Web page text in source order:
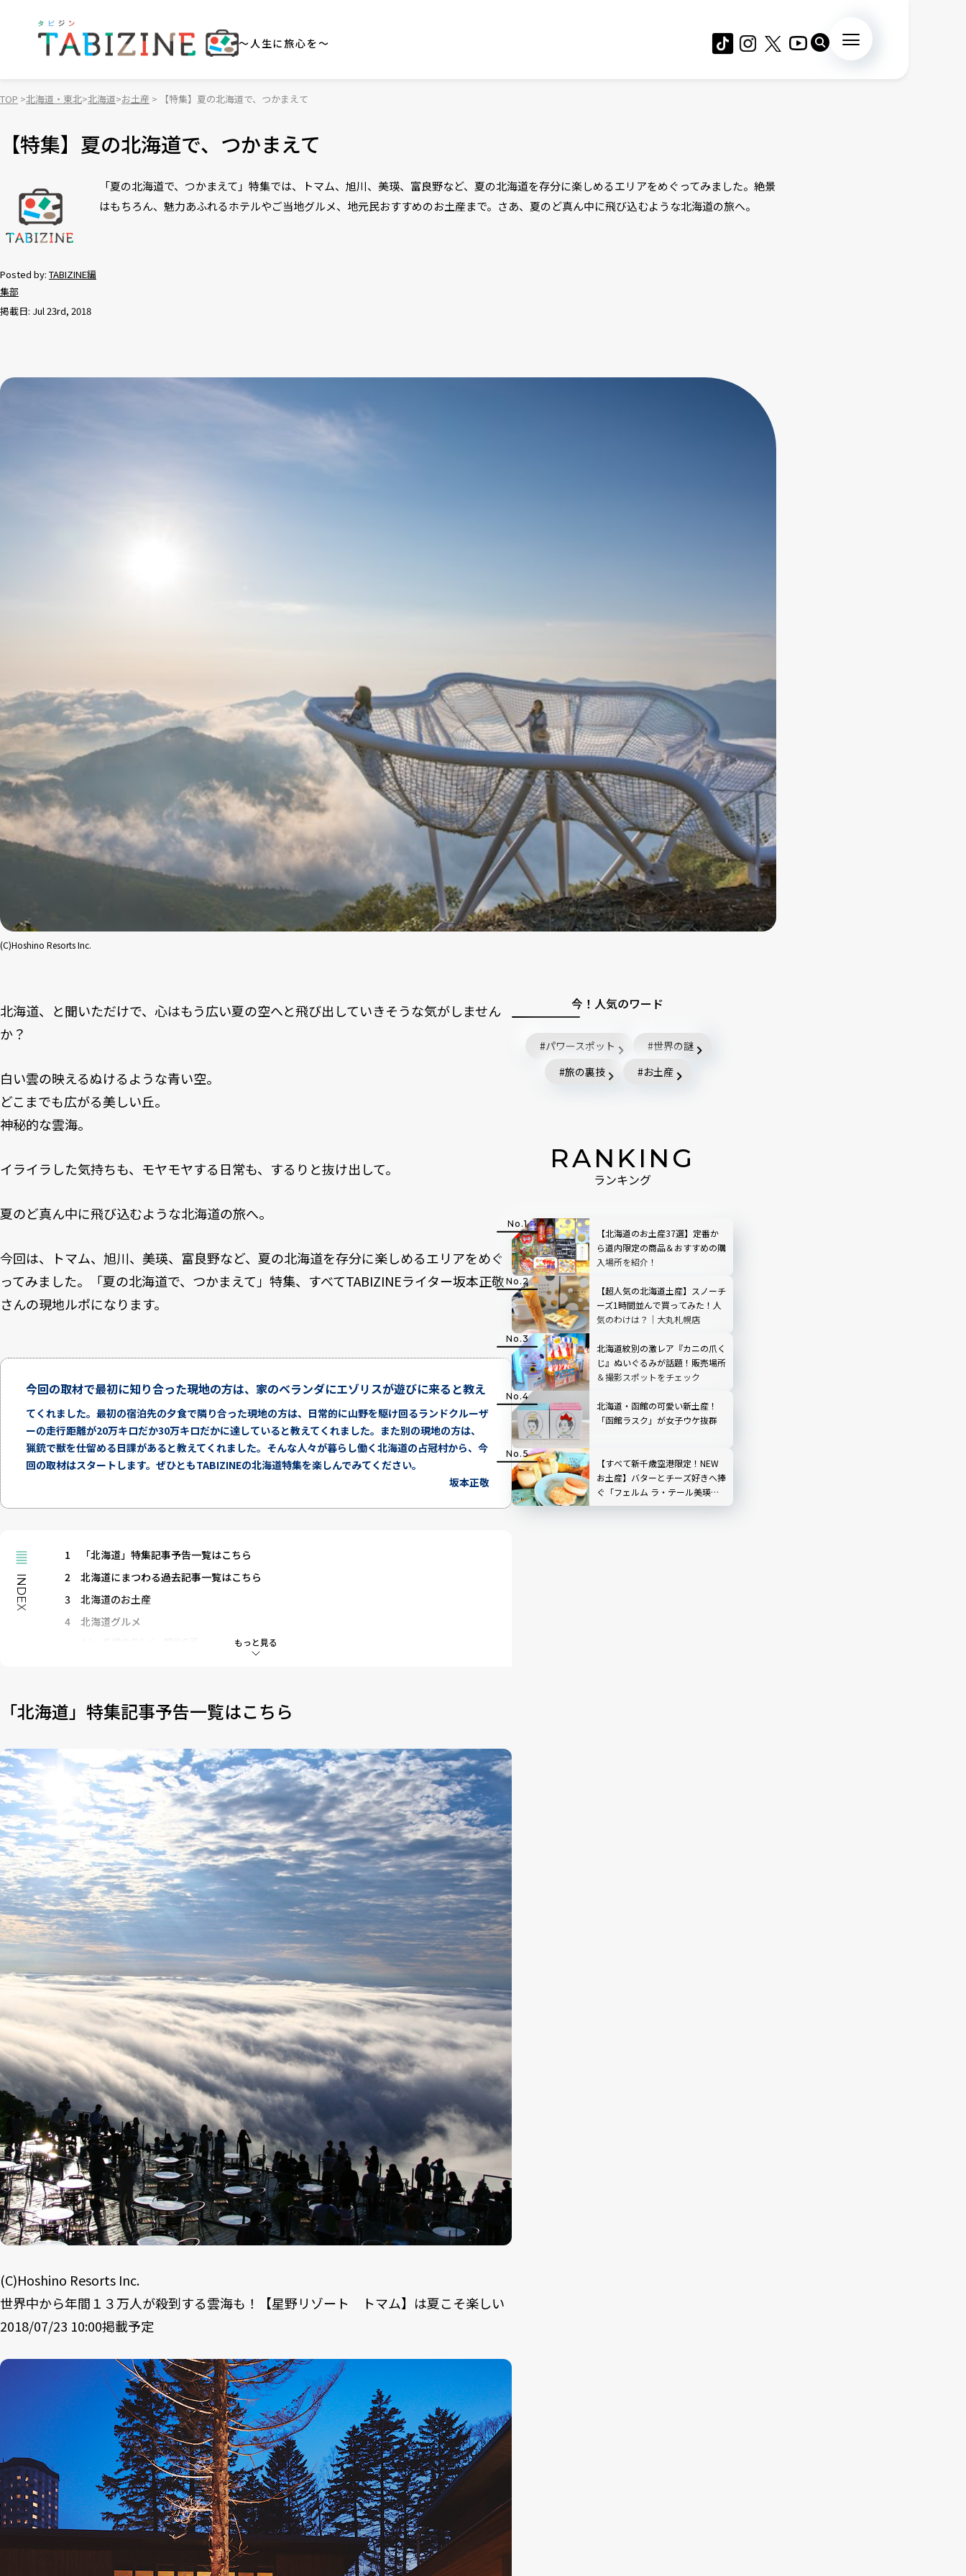
～人生に旅心を～
TOP 北海道・東北 北海道 お土産 【特集】夏の北海道で、つかまえて
【特集】夏の北海道で、つかまえて
Posted by: TABIZINE編
集部
掲載日: Jul 23rd, 2018
「夏の北海道で、つかまえて」特集では、トマム、旭川、美瑛、富良野など、夏の北海道を存分に楽しめるエリアをめぐってみました。絶景
はもちろん、魅力あふれるホテルやご当地グルメ、地元民おすすめのお土産まで。さあ、夏のど真ん中に飛び込むような北海道の旅へ。
(C)Hoshino Resorts Inc.
北海道、と聞いただけで、心はもう広い夏の空へと飛び出していきそうな気がしません
か？
白い雲の映えるぬけるような青い空。
どこまでも広がる美しい丘。
神秘的な雲海。
イライラした気持ちも、モヤモヤする日常も、するりと抜け出して。
夏のど真ん中に飛び込むような北海道の旅へ。
今回は、トマム、旭川、美瑛、富良野など、夏の北海道を存分に楽しめるエリアをめぐ
ってみました。「夏の北海道で、つかまえて」特集、すべてTABIZINEライター坂本正敬
さんの現地ルポになります。
今回の取材で最初に知り合った現地の方は、家のベランダにエゾリスが遊びに来ると教え
てくれました。最初の宿泊先の夕食で隣り合った現地の方は、日常的に山野を駆け回るランドクルーザ
ーの走行距離が20万キロだか30万キロだかに達していると教えてくれました。また別の現地の方は、
猟銃で獣を仕留める日課があると教えてくれました。そんな人々が暮らし働く北海道の占冠村から、今
回の取材はスタートします。ぜひともTABIZINEの北海道特集を楽しんでみてください。
坂本正敬
もっと見る
INDEX
1
「北海道」特集記事予告一覧はこちら
2
北海道にまつわる過去記事一覧はこちら
3
北海道のお土産
4
北海道グルメ
4-5
その他北海道の見どころ
「北海道」特集記事予告一覧はこちら
(C)Hoshino Resorts Inc.
世界中から年間１３万人が殺到する雲海も！【星野リゾート トマム】は夏こそ楽しい
2018/07/23 10:00掲載予定
今！人気のワード
パワースポット
世界の謎
旅の裏技
お土産
RANKING
ランキング
【北海道のお土産37選】定番か
ら道内限定の商品＆おすすめの購
入場所を紹介！
【超人気の北海道土産】スノーチ
ーズ1時間並んで買ってみた！人
気のわけは？｜大丸札幌店
北海道紋別の激レア『カニの爪く
じ』ぬいぐるみが話題！販売場所
＆撮影スポットをチェック
北海道・函館の可愛い新土産！
「函館ラスク」が女子ウケ抜群
【すべて新千歳空港限定！NEW
お土産】バターとチーズ好きへ捧
ぐ「フェルム ラ・テール美瑛」
オープン！人気TOP3は？